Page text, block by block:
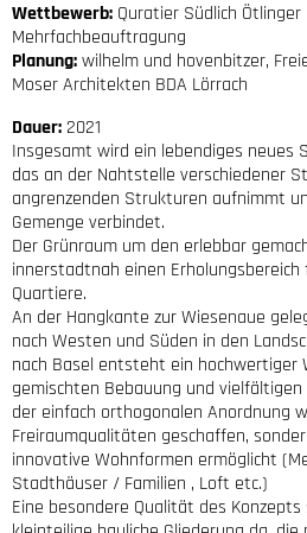
Wettbewerb: Quratier Südlich Ötlinger
Mehrfachbeauftragung
Planung:wilhelm und hovenbitzer,
Moser Architekten BDA Lörrach
Dauer:2021
Insgesamt wird ein lebendiges neues
das an der Nahtstelle verschiedener
angrenzenden Strukturen aufnimmt
Gemenge verbindet.
Der Grünraum um den erlebbar
innerstadtnah einen
Quartiere.
An der Hangkante zur Wiesenaue
nach Westen und Süden in den
nach Basel entsteht ein
gemischten Bebauung und
der einfach orthogonalen Anordnung
Freiraumqualitäten geschaffen,
innovative Wohnformen ermöglicht
Stadthäuser / Familien , Loft etc.)
Eine besondere Qualität des